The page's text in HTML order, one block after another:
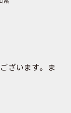
ざいます。ま